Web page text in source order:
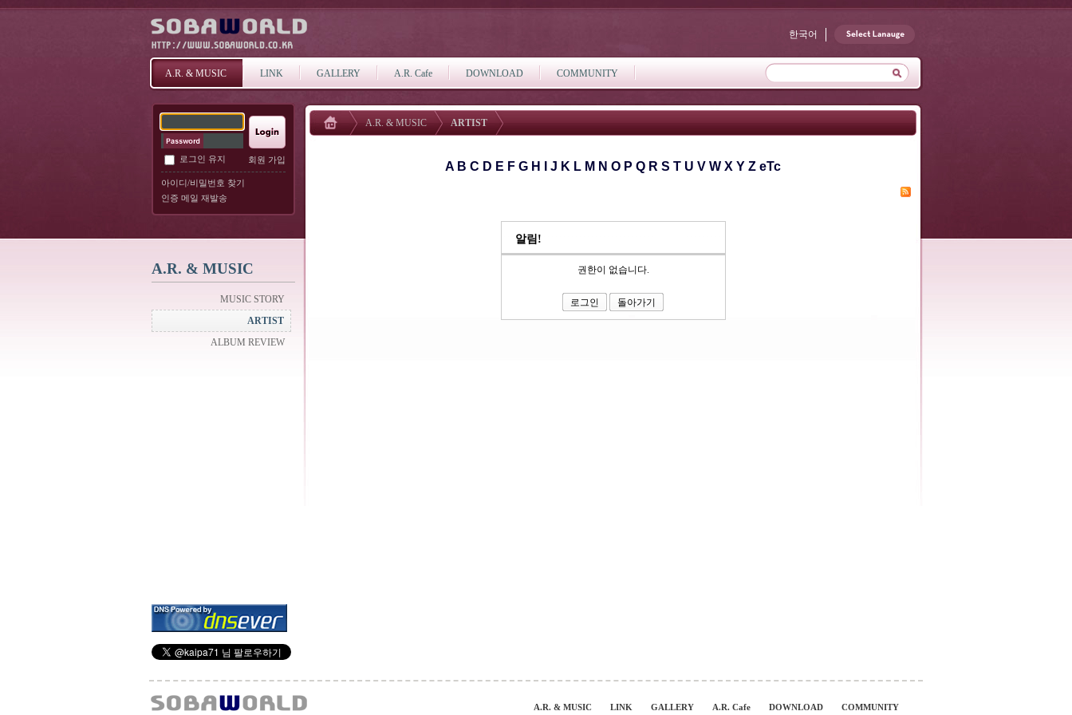
한국어
A.R. & MUSIC LINK GALLERY A.R. Cafe DOWNLOAD COMMUNITY
로그인 유지 회원 가입
아이디/비밀번호 찾기
인증 메일 재발송
A.R. & MUSIC
MUSIC STORY
ARTIST
ALBUM REVIEW
A.R. & MUSIC ARTIST
A B C D E F G H J K L M N O P Q R S T U V W X Y Z eTc
알림!
권한이 없습니다.
로그인 돌아가기
A.R. & MUSIC LINK GALLERY A.R. Cafe DOWNLOAD COMMUNITY